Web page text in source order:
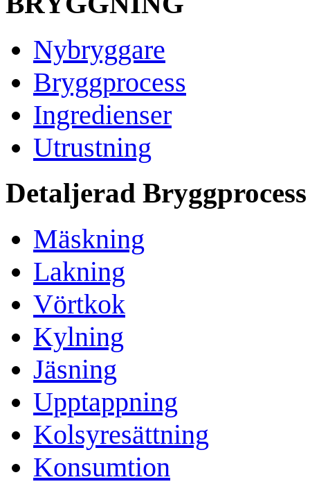
Nybryggare
Bryggprocess
Ingredienser
Utrustning
Detaljerad Bryggprocess
Mäskning
Lakning
Vörtkok
Kylning
Jäsning
Upptappning
Kolsyresättning
Konsumtion